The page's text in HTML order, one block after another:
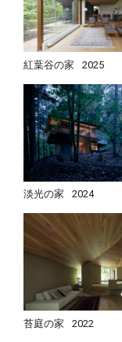
紅葉谷の家 2025
淡光の家 2024
苔庭の家 2022